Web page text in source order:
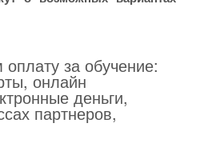
за обучение:
онлайн
деньги,
партнеров,